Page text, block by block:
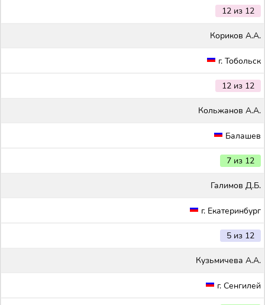
12 из 12
Кориков А.А.
г. Тобольск
12 из 12
Кольжанов А.А.
Балашев
7 из 12
Галимов Д.Б.
г. Екатеринбург
5 из 12
Кузьмичева А.А.
г. Сенгилей